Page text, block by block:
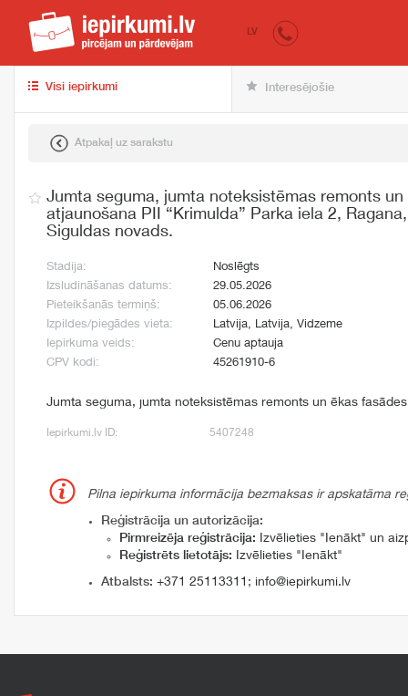
iepirkumi.lv
LV
Visi iepirkumi Interesējošie
Atpakaļ uz sarakstu
Jumta seguma, jumta noteksistēmas remonts
atjaunošana PII “Krimulda” Parka iela 2,
Siguldas novads.
Stadija:
Noslēgts
Izsludināšanas datums:
29.05.2026
Pieteikšanās termiņš:
05.06.2026
Izpildes/piegādes vieta:
Latvija, Latvija, Vidzeme
Iepirkuma veids:
Cenu aptauja
CPV kodi:
45261910-6
Jumta seguma, jumta noteksistēmas remonts un ēkas
Iepirkumi.lv ID: 5407248
Pilna iepirkuma informācija bezmaksas ir apskatāma
Reģistrācija un autorizācija:
Pirmreizēja reģistrācija: Izvēlieties "Ienākt" un
Reģistrēts lietotājs: Izvēlieties "Ienākt"
Atbalsts: +371 25113311 ; info@iepirkumi.lv